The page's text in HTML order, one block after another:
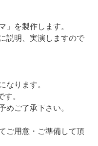
」を製作します。
説明、実演しますので
なります。
。
めご了承下さい。
ご用意・ご準備して頂